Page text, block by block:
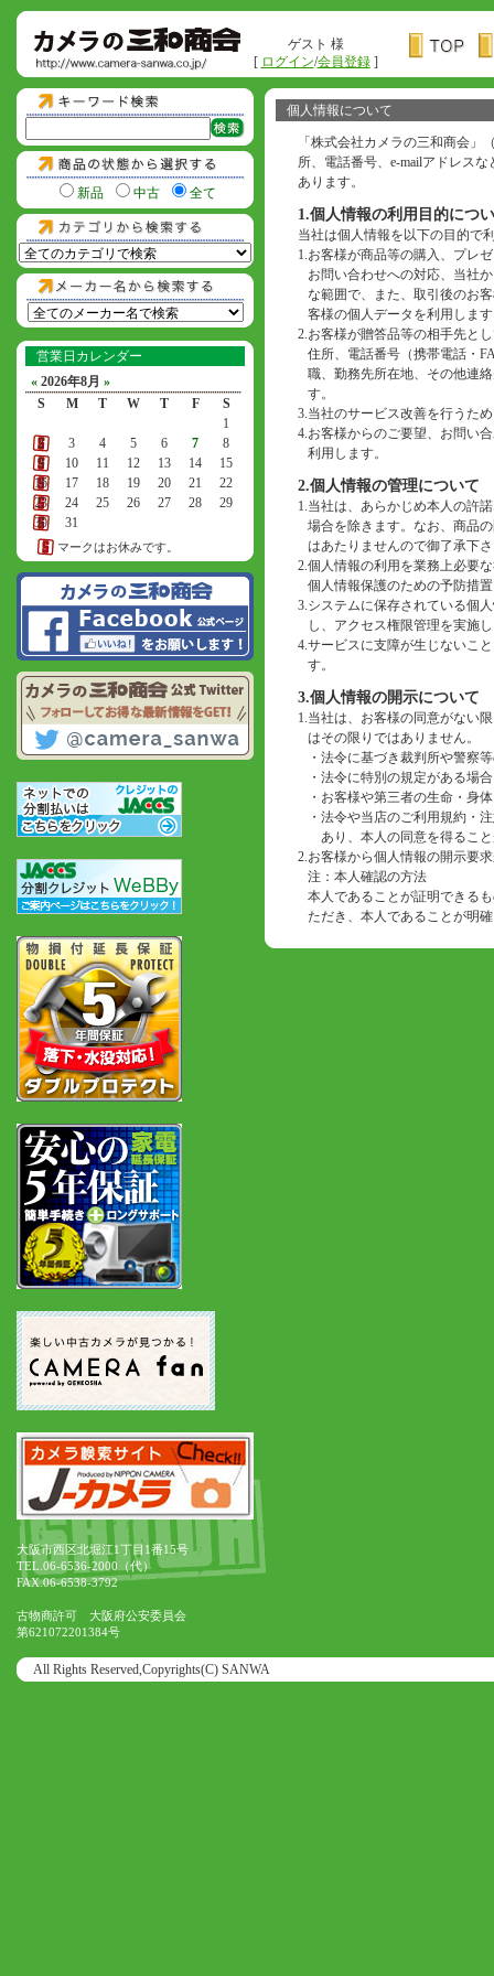
ゲスト 様
[ ログイン/会員登録]
新品 中古 全て
営業日カレンダー
« 2026年8月 »
S
M T W T F
S
1
2
3 4 5 6 7
8
9
10 11 12 13 14
15
16
17 18 19 20 21
22
23
24 25 26 27 28
29
30
31
マークはお休みです。
個人情報について
「株式会社カメラの三和商会
所、電話番号、e-mailアドレス
あります。
1.個人情報の利用目的につ
当社は個人情報を以下の目的で
1.お客様が商品等の購入、プレ
お問い合わせへの対応、当社
な範囲で、また、取引後のお
客様の個人データを利用しま
2.お客様が贈答品等の相手先と
住所、電話番号（携帯電話・
職、勤務先所在地、その他連
す。
3.当社のサービス改善を行うた
4.お客様からのご要望、お問い
利用します。
2.個人情報の管理について
1.当社は、あらかじめ本人の許
場合を除きます。なお、商品
はあたりませんので御了承下
2.個人情報の利用を業務上必要
個人情報保護のための予防措
3.システムに保存されている個
し、アクセス権限管理を実施
4.サービスに支障が生じないこ
す。
3.個人情報の開示について
1.当社は、お客様の同意がない
はその限りではありません。
・ 法令に基づき裁判所や警察
・ 法令に特別の規定がある場合
・ お客様や第三者の生命・身
・ 法令や当店のご利用規約・
あり、本人の同意を得るこ
2.お客様から個人情報の開示要
注：本人確認の方法
本人であることが証明できる
ただき、本人であることが明
大阪市西区北堀江1丁目1番15号
TEL.06-6536-2000（代）
FAX.06-6538-3792
古物商許可 大阪府公安委員会
第621072201384号
All Rights Reserved,Copyrights(C) SANWA